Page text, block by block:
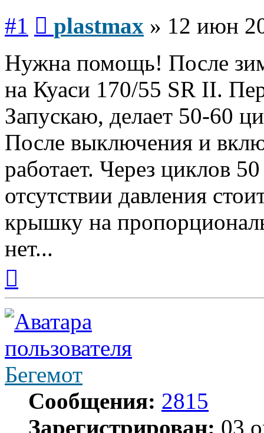
#1 plastmax » 12 июн
Нужна помощь! После
на Куаси 170/55 SR II.
Запускаю, делает 50-60
После выключения и
работает. Через циклов
отсутствии давления
крышку на
нет...
началу
Бегемот
Сообщения: 2815
Зарегистрирован: 03